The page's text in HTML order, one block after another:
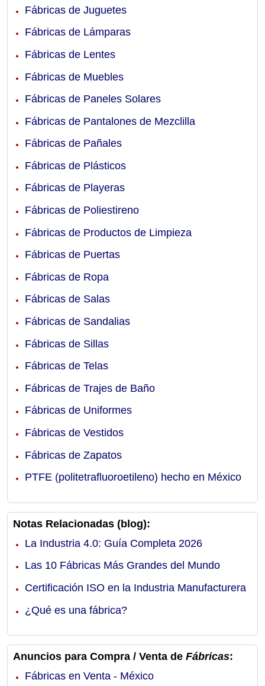
Fábricas de Juguetes
Fábricas de Lámparas
Fábricas de Lentes
Fábricas de Muebles
Fábricas de Paneles Solares
Fábricas de Pantalones de Mezclilla
Fábricas de Pañales
Fábricas de Plásticos
Fábricas de Playeras
Fábricas de Poliestireno
Fábricas de Productos de Limpieza
Fábricas de Puertas
Fábricas de Ropa
Fábricas de Salas
Fábricas de Sandalias
Fábricas de Sillas
Fábricas de Telas
Fábricas de Trajes de Baño
Fábricas de Uniformes
Fábricas de Vestidos
Fábricas de Zapatos
PTFE (politetrafluoroetileno) hecho en México
Notas Relacionadas (blog):
La Industria 4.0: Guía Completa 2026
Las 10 Fábricas Más Grandes del Mundo
Certificación ISO en la Industria Manufacturera
¿Qué es una fábrica?
Anuncios para Compra / Venta de Fábricas:
Fábricas en Venta - México